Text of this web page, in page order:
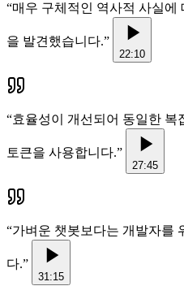
“매우 구체적인 역사적 사실에
을 발견했습니다.”
22:10
“효율성이 개선되어 동일한 복
토큰을 사용합니다.”
27:45
“가벼운 챗봇보다는 개발자를
다.”
31:15